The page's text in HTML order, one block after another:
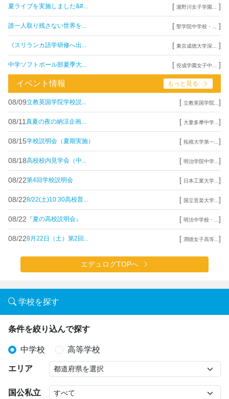
夏ライブを実施しました&#... [ 瀧野川女子学園... ]
誰一人取り残さない世界を... [ 聖学院中学校・... ]
《スリランカ語学研修へ出... [ 東京成徳大学深... ]
中学ソフトボール部夏季大... [ 佼成学園女子中... ]
イベント情報 もっと見る
08/09立教英国学院学校説... [ 立教英国学院... ]
08/11 真夏の夜の納涼企画... [ 大妻多摩中学... ]
08/15学校説明会（夏期実施） [ 拓殖大学第一... ]
08/18高校校内見学会（中... [ 明治学院中学... ]
08/22第4回学校説明会 [ 日本工業大学... ]
08/228/22(土)10:30高校普... [ 国立音楽大学... ]
08/22 『夏の高校説明会』 [ 明法中学校・... ]
08/228月22日（土）第2回... [ 潤徳女子高等... ]
エデュログTOPへ
学校を探す
条件を絞り込んで探す
中学校 高等学校
エリア
国公私立